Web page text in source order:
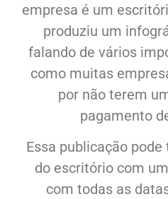
empresa é um
produziu um
falando de vários
como muitas
por não terem
pagamento
Essa publicação
do escritório com
com todas as